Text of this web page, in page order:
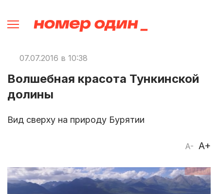
07.07.2016 в 10:38
Волшебная красота Тункинской
долины
Вид сверху на природу Бурятии
A- A+